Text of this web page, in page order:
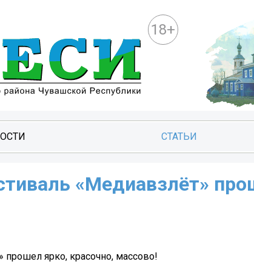
18+
СТАТЬИ
«Медиавзлёт»
прошел ярко, красочно, массово!